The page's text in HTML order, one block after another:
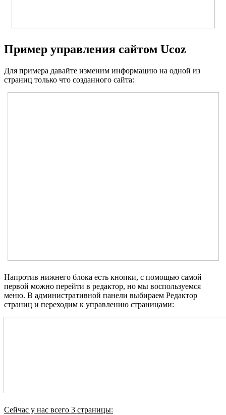
Пример управления сайтом Ucoz
Для примера давайте изменим информацию на одной из
страниц только что созданного сайта:
Напротив нижнего блока есть кнопки, с помощью самой
первой можно перейти в редактор, но мы воспользуемся
меню. В административной панели выбираем Редактор
страниц и переходим к управлению страницами:
Сейчас у нас всего 3 страницы: